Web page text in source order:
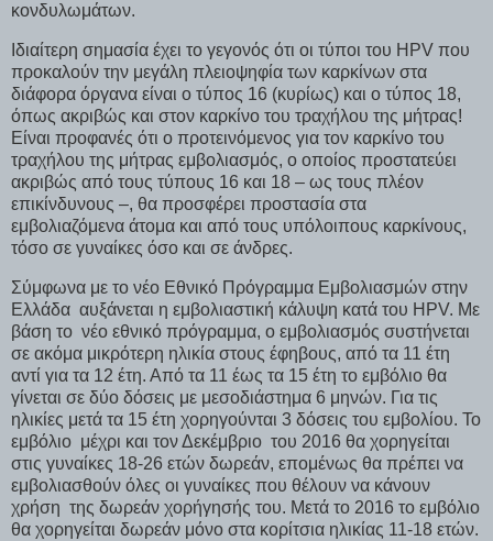
κονδυλωμάτων.
Ιδιαίτερη σημασία έχει το γεγονός ότι οι τύποι του HPV που
προκαλούν την μεγάλη πλειοψηφία των καρκίνων στα
διάφορα όργανα είναι ο τύπος 16 (κυρίως) και ο τύπος 18,
όπως ακριβώς και στον καρκίνο του τραχήλου της μήτρας!
Είναι προφανές ότι ο προτεινόμενος για τον καρκίνο του
τραχήλου της μήτρας εμβολιασμός, ο οποίος προστατεύει
ακριβώς από τους τύπους 16 και 18 – ως τους πλέον
επικίνδυνους –, θα προσφέρει προστασία στα
εμβολιαζόμενα άτομα και από τους υπόλοιπους καρκίνους,
τόσο σε γυναίκες όσο και σε άνδρες.
Σύμφωνα με το νέο Εθνικό Πρόγραμμα Εμβολιασμών στην
Ελλάδα αυξάνεται η εμβολιαστική κάλυψη κατά του HPV. Με
βάση το νέο εθνικό πρόγραμμα, ο εμβολιασμός συστήνεται
σε ακόμα μικρότερη ηλικία στους έφηβους, από τα 11 έτη
αντί για τα 12 έτη. Από τα 11 έως τα 15 έτη το εμβόλιο θα
γίνεται σε δύο δόσεις με μεσοδιάστημα 6 μηνών. Για τις
ηλικίες μετά τα 15 έτη χορηγούνται 3 δόσεις του εμβολίου. Το
εμβόλιο μέχρι και τον Δεκέμβριο του 2016 θα χορηγείται
στις γυναίκες 18-26 ετών δωρεάν, επομένως θα πρέπει να
εμβολιασθούν όλες οι γυναίκες που θέλουν να κάνουν
χρήση της δωρεάν χορήγησής του. Μετά το 2016 το εμβόλιο
θα χορηγείται δωρεάν μόνο στα κορίτσια ηλικίας 11-18 ετών.